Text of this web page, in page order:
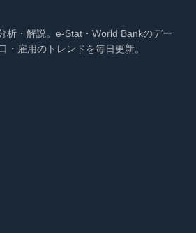
析・解説。e-Stat・World Bankのデー
・雇用のトレンドを毎日更新。